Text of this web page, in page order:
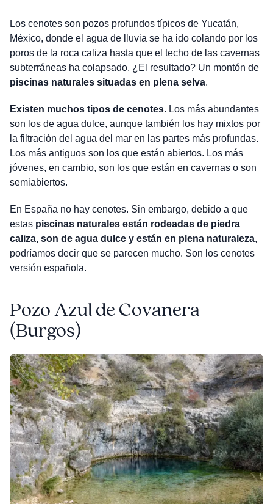
Los cenotes son pozos profundos típicos de Yucatán,
México, donde el agua de lluvia se ha ido colando por los
poros de la roca caliza hasta que el techo de las cavernas
subterráneas ha colapsado. ¿El resultado? Un montón de
piscinas naturales situadas en plena selva.
Existen muchos tipos de cenotes. Los más abundantes
son los de agua dulce, aunque también los hay mixtos por
la filtración del agua del mar en las partes más profundas.
Los más antiguos son los que están abiertos. Los más
jóvenes, en cambio, son los que están en cavernas o son
semiabiertos.
En España no hay cenotes. Sin embargo, debido a que
estas piscinas naturales están rodeadas de piedra
caliza, son de agua dulce y están en plena naturaleza,
podríamos decir que se parecen mucho. Son los cenotes
versión española.
Pozo Azul de Covanera
(Burgos)